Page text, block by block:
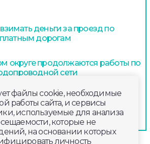
деньги за проезд по
дорогам
округе продолжаются работы по
сети
файлы cookie, необходимые
работы сайта, и сервисы
используемые для анализа
которые не
на основании которых
личность